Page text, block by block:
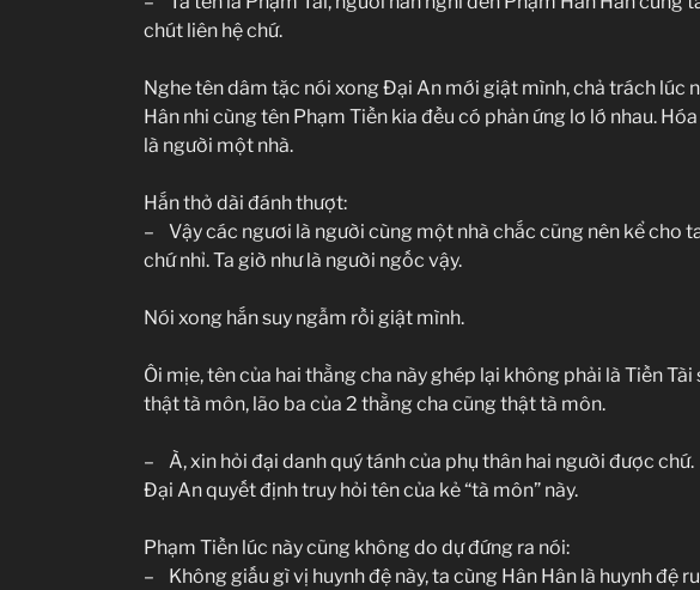
chút liên hệ chứ.
Nghe tên dâm tặc nói xong Đại An mới giật mình, chả trách lúc
Hân nhi cùng tên Phạm Tiền kia đều có phản ứng lơ lớ nhau.
là người một nhà.
Hắn thở dài đánh thượt:
– Vậy các ngươi là người cùng một nhà chắc cũng nên kể cho
chứ nhỉ. Ta giờ như là người ngốc vậy.
Nói xong hắn suy ngẫm rồi giật mình.
Ôi mịe, tên của hai thằng cha này ghép lại không phải là Tiền Tài
thật tà môn, lão ba của 2 thằng cha cũng thật tà môn.
– À, xin hỏi đại danh quý tánh của phụ thân hai người được chứ.
Đại An quyết định truy hỏi tên của kẻ “tà môn” này.
Phạm Tiền lúc này cũng không do dự đứng ra nói:
– Không giấu gì vị huynh đệ này, ta cùng Hân Hân là huynh đệ